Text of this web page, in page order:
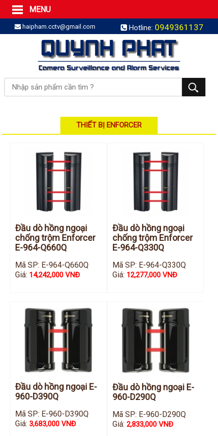
MENU
Trang Chủ
Sản phẩm
SẢN PHẨM TRỌN GÓI
LẮP BÁO TRỘM TRỌN GÓI
LẮP CAMERA TRỌN GÓI
Camera IP
Camera IP KBVISION
Camera IP HIKVISION
Camera IP Dahua
Camera IP Visionhitech
Đầu ghi IP | NVR
Đầu ghi IP HIKVISION
Đầu ghi IP HDParagon
Đầu ghi IP Visionhitech
Camera Dahua
Camera Visionhitech
Camera KBVISION
Đầu ghi Analog
Đầu ghi HIKVISION
haipham.cctv@gmail.com Hotline: 0949361137
THIẾT BỊ ENFORCER
Đầu dò hồng ngoại
chống trộm Enforcer
E-964-Q660Q
Mã SP: E-964-Q660Q
Giá: 14,242,000 VNĐ
Đầu dò hồng ngoại
chống trộm Enforcer
E-964-Q330Q
Mã SP: E-964-Q330Q
Giá: 12,277,000 VNĐ
Đầu dò hồng ngoại E-
960-D390Q
Mã SP: E-960-D390Q
Giá:3,683,000 VNĐ
Đầu dò hồng ngoại E-
960-D290Q
Mã SP: E-960-D290Q
Giá: 2,833,000 VNĐ